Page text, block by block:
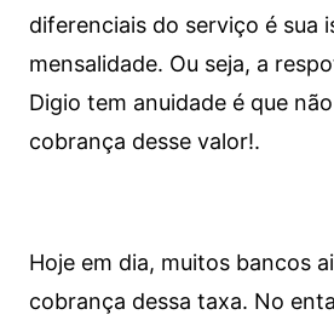
diferenciais do serviço é sua
mensalidade. Ou seja, a
Digio tem anuidade é que
cobrança desse valor!.
Hoje em dia, muitos bancos
cobrança dessa taxa. No